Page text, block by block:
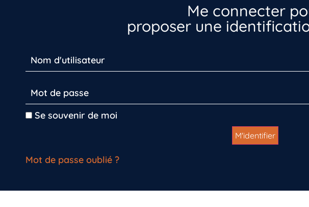
Me connecter
proposer une
Se souvenir de moi
Mot de passe oublié ?